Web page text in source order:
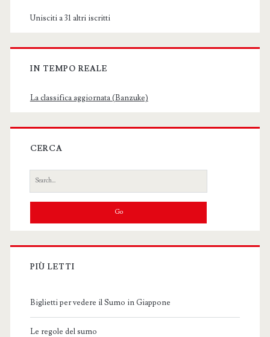
Unisciti a 31 altri iscritti
IN TEMPO REALE
La classifica aggiornata (Banzuke)
CERCA
Search
for:
PIÙ LETTI
Biglietti per vedere il Sumo in Giappone
Le regole del sumo